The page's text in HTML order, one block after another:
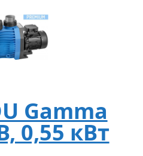
Gamma
0,55 кВт